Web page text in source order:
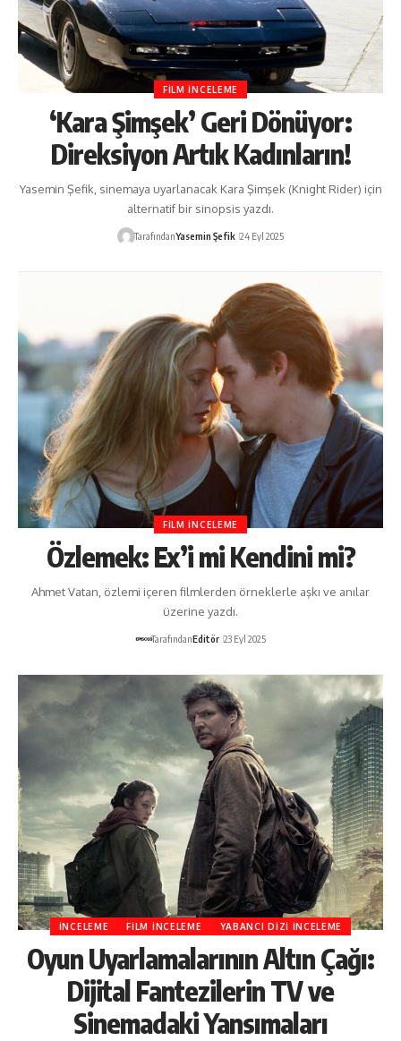
FILM İNCELEME
‘Kara Şimşek’ Geri Dönüyor:
Direksiyon Artık Kadınların!
Yasemin Şefik, sinemaya uyarlanacak Kara Şimşek (Knight Rider) için
alternatif bir sinopsis yazdı.
TarafındanYasemin Şefik 24 Eyl 2025
FILM İNCELEME
Özlemek: Ex’i mi Kendini mi?
Ahmet Vatan, özlemi içeren filmlerden örneklerle aşkı ve anılar
üzerine yazdı.
TarafındanEditör 23 Eyl 2025
İNCELEME FILM İNCELEME YABANCI DIZI İNCELEME
Oyun Uyarlamalarının Altın Çağı:
Dijital Fantezilerin TV ve
Sinemadaki Yansımaları